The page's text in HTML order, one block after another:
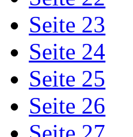
Seite 23
Seite 24
Seite 25
Seite 26